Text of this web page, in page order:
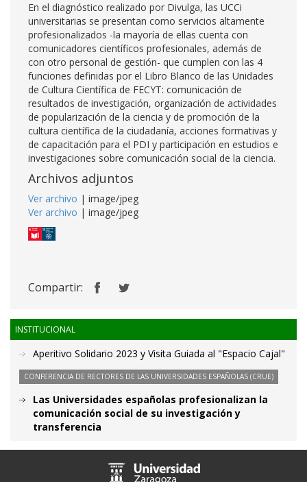
En el diagnóstico realizado por Divulga, las UCCi
universitarias se presentan como servicios altamente
profesionalizados -la mayoría de ellas cuenta con
comunicadores científicos profesionales, además de
con otro personal de gestión- que cumplen con las 4
funciones definidas por el Libro Blanco de las Unidades
de Cultura Científica de FECYT: comunicación de
resultados de investigación, organización de actividades
de popularización de la ciencia y de promoción de la
cultura científica de la ciudadanía, acciones formativas y
de capacitación para el PDI y participación en estudios e
investigaciones sobre comunicación social de la ciencia.
Archivos adjuntos
Ver archivo | image/jpeg
Ver archivo | image/jpeg
Compartir:
INSTITUCIONAL
Aperitivo Solidario 2023 y Visita Guiada al "Espacio Cajal"
CONFERENCIA DE RECTORES DE LAS UNIVERSIDADES ESPAÑOLAS (CRUE)
Las Universidades españolas profesionalizan la
comunicación social de su investigación y
transferencia